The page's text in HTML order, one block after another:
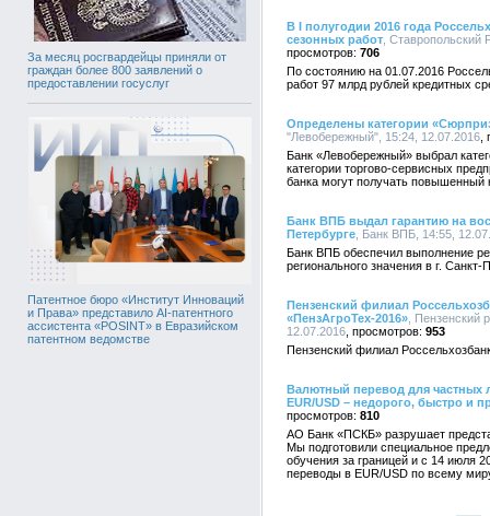
За месяц росгвардейцы приняли от
граждан более 800 заявлений о
предоставлении госуслуг
Патентное бюро «Институт Инноваций
и Права» представило AI-патентного
ассистента «POSINT» в Евразийском
патентном ведомстве
В I полугодии 2016 года
сезонных работ ,
706
По состоянию на 01.07.2016
работ 97 млрд рублей кредитных
Определены категории
"Левобережный", 15:24, 12.07.2016
Банк «Левобережный» выбрал
категории торгово-сервисных
банка могут получать повышенный
Банк ВПБ выдал гарантию на
Петербурге , Банк ВПБ, 14:55,
Банк ВПБ обеспечил выполнение
регионального значения в г. Санкт-
Пензенский филиал
«ПензАгроТех-2016» ,
12.07.2016
953
Пензенский филиал
Валютный перевод для частных
EUR/USD – недорого, быстро и
810
АО Банк «ПСКБ» разрушает
Мы подготовили специальное
обучения за границей и с 14 июля
переводы в EUR/USD по всему